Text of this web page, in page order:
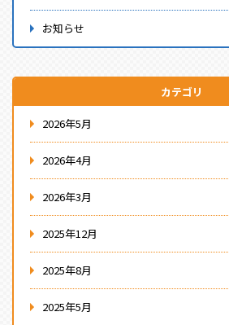
お知らせ
カテゴリ
2026年5月
2026年4月
2026年3月
2025年12月
2025年8月
2025年5月